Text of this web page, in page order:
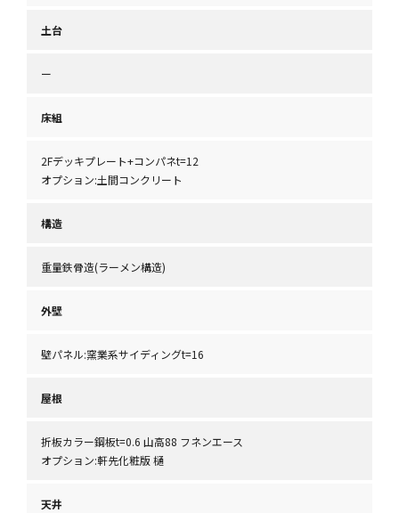
土台
ー
床組
2Fデッキプレート+コンパネt=12
オプション:土間コンクリート
構造
重量鉄骨造(ラーメン構造)
外壁
壁パネル:窯業系サイディングt=16
屋根
折板カラー鋼板t=0.6 山高88 フネンエース
オプション:軒先化粧版 樋
天井